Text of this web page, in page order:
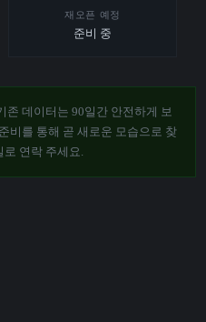
재오픈 예정
준비 중
데이터는 90일간 안전하게 보
비를 통해 곧 새로운 모습으로 찾
연락 주세요.